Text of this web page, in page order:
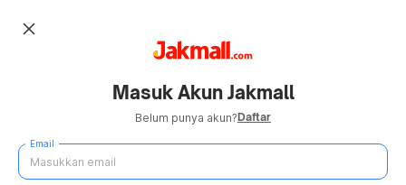
close
Masuk Akun Jakmall
Belum punya akun?Daftar
Email